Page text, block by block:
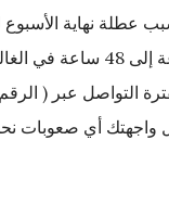
عطلة نهاية
التواصل عبر ( الرقم